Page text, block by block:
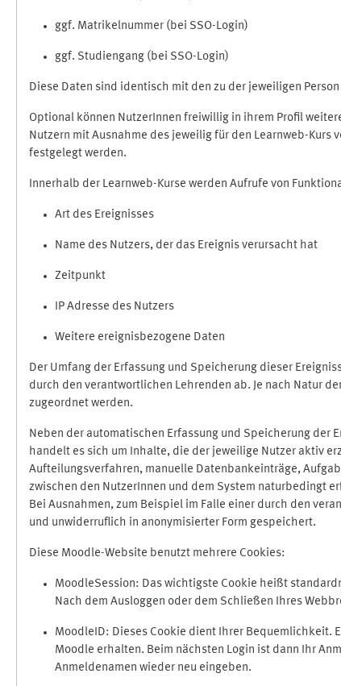
ggf. Matrikelnummer (bei SSO-Login)
ggf. Studiengang (bei SSO-Login)
Diese Daten sind identisch mit den zu der jeweiligen
Optional können NutzerInnen freiwillig in ihrem Profil
Nutzern mit Ausnahme des jeweilig für den Learnweb-
festgelegt werden.
Innerhalb der Learnweb-Kurse werden Aufrufe von
Art des Ereignisses
Name des Nutzers, der das Ereignis verursacht hat
Zeitpunkt
IP Adresse des Nutzers
Weitere ereignisbezogene Daten
Der Umfang der Erfassung und Speicherung dieser
durch den verantwortlichen Lehrenden ab. Je nach Natur
zugeordnet werden.
Neben der automatischen Erfassung und Speicherung der
handelt es sich um Inhalte, die der jeweilige Nutzer aktiv
Aufteilungsverfahren, manuelle Datenbankeinträge,
zwischen den NutzerInnen und dem System naturbedingt
Bei Ausnahmen, zum Beispiel im Falle einer durch den
und unwiderruflich in anonymisierter Form gespeichert.
Diese Moodle-Website benutzt mehrere Cookies:
MoodleSession: Das wichtigste Cookie heißt
Nach dem Ausloggen oder dem Schließen Ihres
MoodleID: Dieses Cookie dient Ihrer Bequemlichkeit.
Moodle erhalten. Beim nächsten Login ist dann Ihr
Anmeldenamen wieder neu eingeben.